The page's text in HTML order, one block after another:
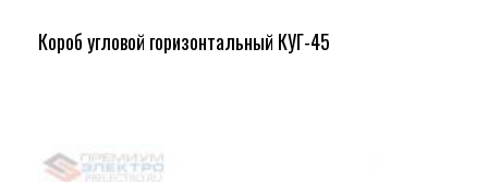
Короб угловой горизонтальный КУГ-45